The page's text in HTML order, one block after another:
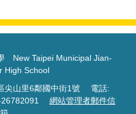
New Taipei Municipal Jian-
High School
尖山里6鄰國中街1號 電話:
26782091 網站管理者郵件信